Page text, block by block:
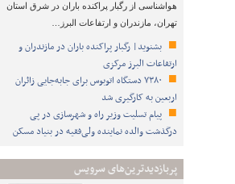
هواشناسی از رگبار پراکنده باران در شرق استان
تهران، مازندران و ارتفاعات البرز…
بشنوید| رگبار پراکنده باران در مازندران و
ارتفاعات البرز مرکزی
۷۳۸۰ دستگاه اتوبوس برای جابه‌جایی زائران
اربعین به‌ کارگیری شد
پیام تسلیت وزیر راه و شهرسازی در پی
درگذشت والده نماینده ولی‌فقیه در بنیاد مسکن
پربازدیدترین‌های سرویس